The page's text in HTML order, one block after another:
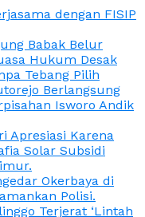
dengan FISIP
Babak Belur
Hukum Desak
Tebang Pilih
Berlangsung
Isworo Andik
Apresiasi Karena
Solar Subsidi
Okerbaya di
Polisi.
Terjerat ‘Lintah